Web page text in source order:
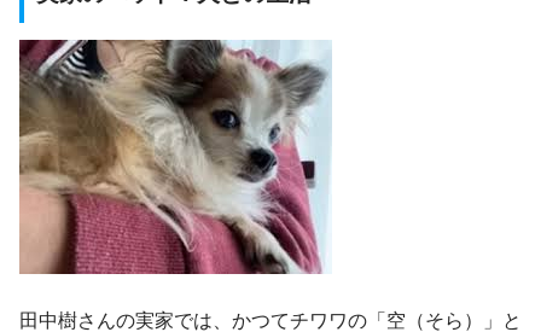
田中樹さんの実家では、かつてチワワの「空（そら）」と